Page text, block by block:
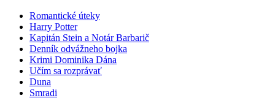
Romantické úteky
Harry Potter
Kapitán Stein a Notár Barbarič
Denník odvážneho bojka
Krimi Dominika Dána
Učím sa rozprávať
Duna
Smradi